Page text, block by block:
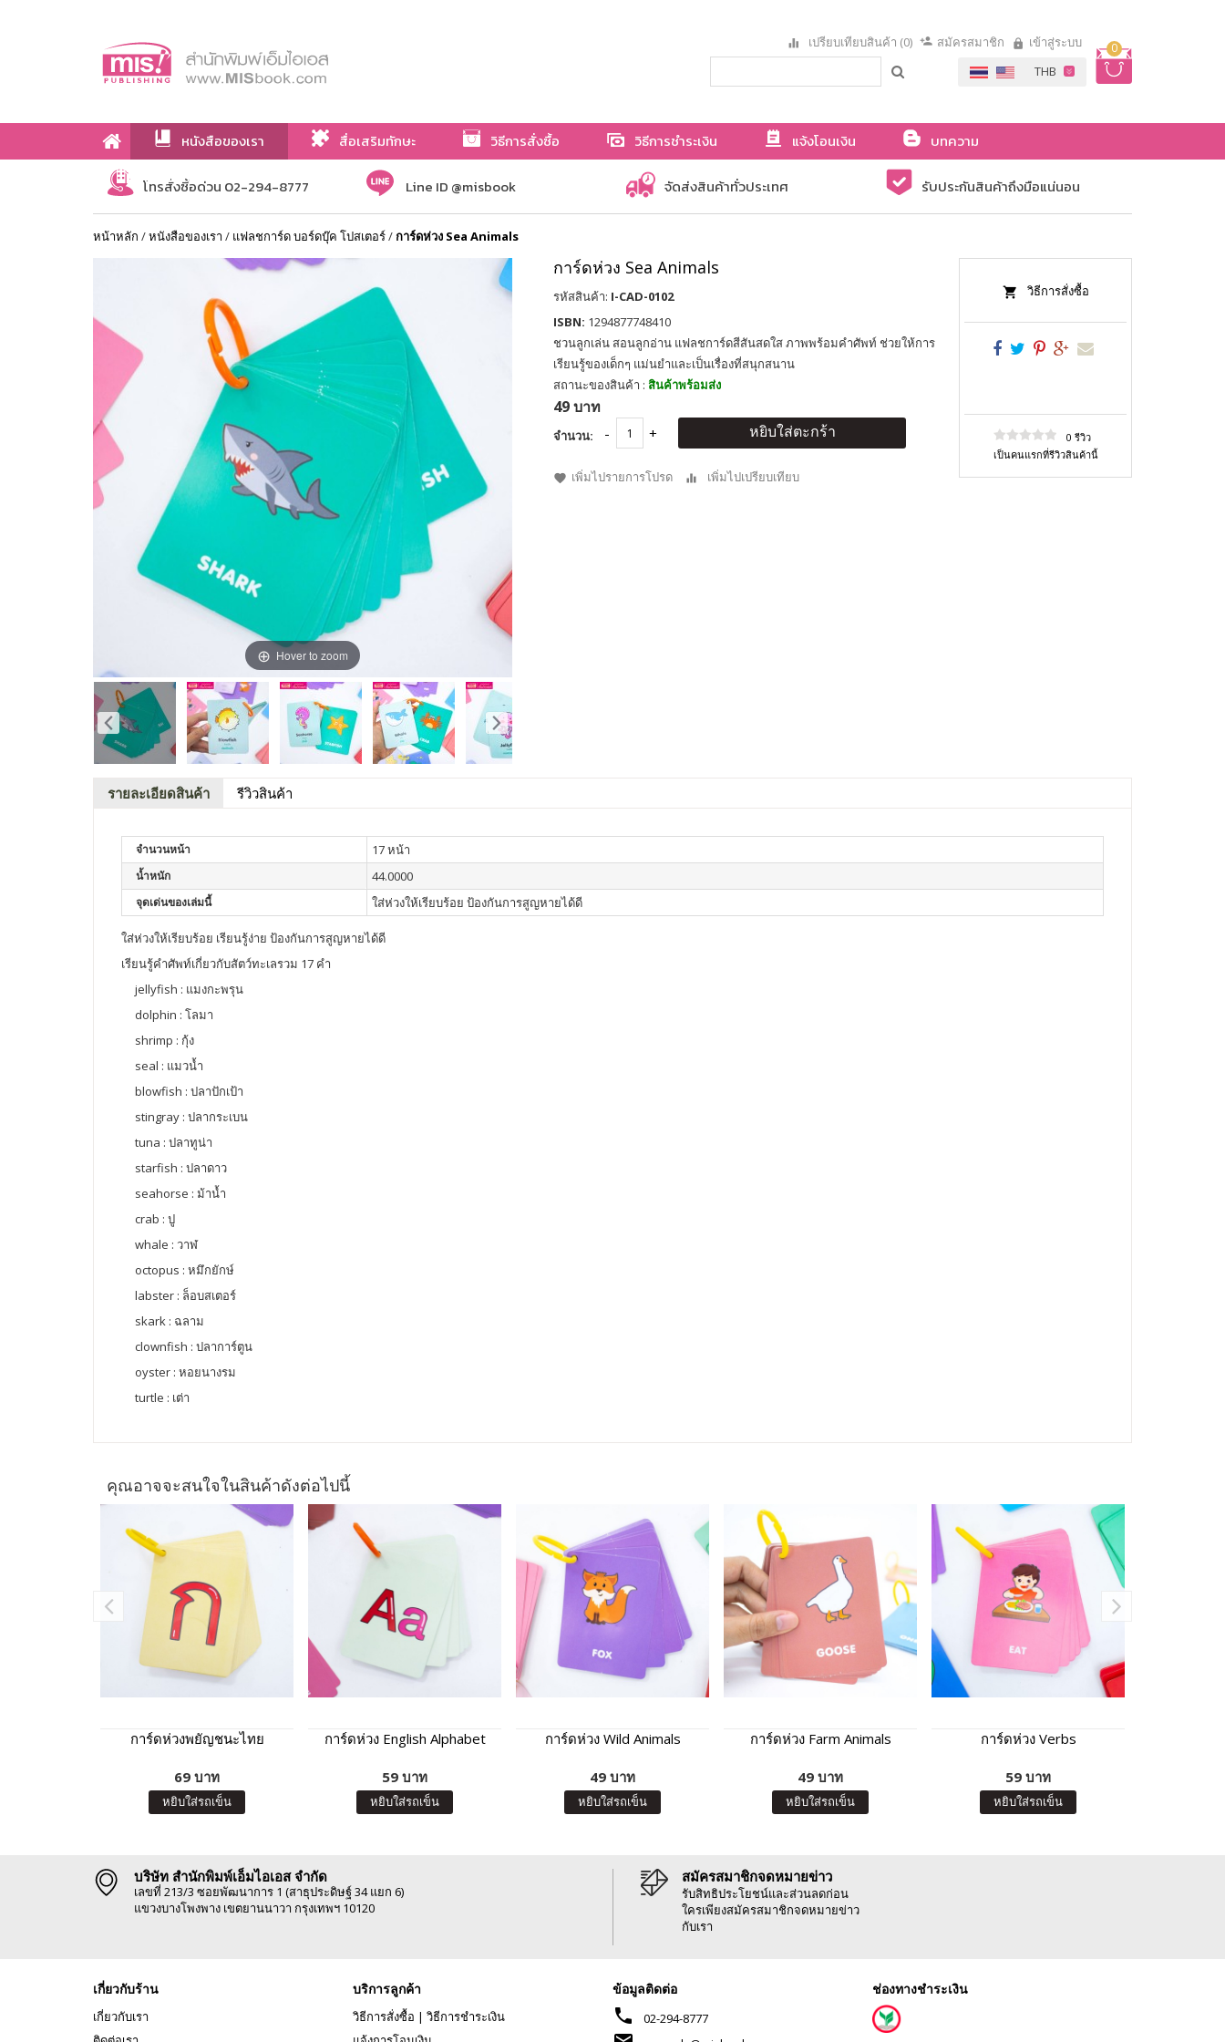
0
เปรียบเทียบสินค้า (0) สมัครสมาชิก เข้าสู่ระบบ
หนังสือของเรา สื่อเสริมทักษะ วิธีการสั่งซื้อ วิธีการชำระเงิน แจ้งโอนเงิน
บทความ
เกี่ยวกับเรา
โทรสั่งซื้อด่วน 02-294-8777 Line ID @misbook จัดส่งสินค้าทั่วประเทศ รับประกันสินค้าถึงมือแน่นอน
หน้าหลัก /หนังสือของเรา / แฟลชการ์ด บอร์ดบุ๊ค โปสเตอร์/การ์ดห่วง Sea Animals
Hover to zoom
การ์ดห่วง Sea Animals
รหัสสินค้า: I-CAD-0102
ISBN: 1294877748410
ชวนลูกเล่น สอนลูกอ่าน แฟลชการ์ดสีสันสดใส ภาพพร้อมคำศัพท์ ช่วยให้การ
เรียนรู้ของเด็กๆ แม่นยำและเป็นเรื่องที่สนุกสนาน
สถานะของสินค้า : สินค้าพร้อมส่ง
49 บาท
จำนวน: หยิบใส่ตะกร้า
เพิ่มไปรายการโปรด เพิ่มไปเปรียบเทียบ
วิธีการสั่งซื้อ
0 รีวิว
เป็นคนแรกที่รีวิวสินค้านี้
รายละเอียดสินค้า รีวิวสินค้า
จำนวนหน้า 17 หน้า
น้ำหนัก 44.0000
จุดเด่นของเล่มนี้ ใส่ห่วงให้เรียบร้อย ป้องกันการสูญหายได้ดี
ใส่ห่วงให้เรียบร้อย เรียนรู้ง่าย ป้องกันการสูญหายได้ดี
เรียนรู้คำศัพท์เกี่ยวกับสัตว์ทะเลรวม 17 คำ
jellyfish : แมงกะพรุน
dolphin : โลมา
shrimp : กุ้ง
seal : แมวน้ำ
blowfish : ปลาปักเป้า
stingray : ปลากระเบน
tuna : ปลาทูน่า
starfish : ปลาดาว
seahorse : ม้าน้ำ
crab : ปู
whale : วาฬ
octopus : หมึกยักษ์
labster : ล็อบสเตอร์
skark : ฉลาม
clownfish : ปลาการ์ตูน
oyster : หอยนางรม
turtle : เต่า
คุณอาจจะสนใจในสินค้าดังต่อไปนี้
การ์ดห่วงพยัญชนะไทย
69 บาท
หยิบใส่รถเข็น
การ์ดห่วง English Alphabet
59 บาท
หยิบใส่รถเข็น
การ์ดห่วง Wild Animals
49 บาท
หยิบใส่รถเข็น
การ์ดห่วง Farm Animals
49 บาท
หยิบใส่รถเข็น
การ์ดห่วง Verbs
59 บาท
หยิบใส่รถเข็น
บริษัท สำนักพิมพ์เอ็มไอเอส จำกัด
เลขที่ 213/3 ซอยพัฒนาการ 1 (สาธุประดิษฐ์ 34 แยก 6)
แขวงบางโพงพาง เขตยานนาวา กรุงเทพฯ 10120
สมัครสมาชิกจดหมายข่าว
รับสิทธิประโยชน์และส่วนลดก่อน
ใครเพียงสมัครสมาชิกจดหมายข่าว
กับเรา
เกี่ยวกับร้าน
เกี่ยวกับเรา
บริการลูกค้า
วิธีการสั่งซื้อ | วิธีการชำระเงิน
ข้อมูลติดต่อ
phone 02-294-8777
ช่องทางชำระเงิน